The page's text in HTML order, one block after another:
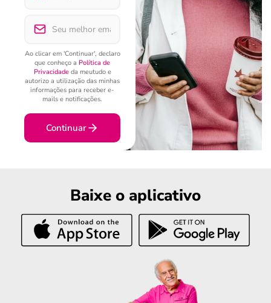
Ao clicar em 'Continuar', declaro
que conheço a Política de
Privacidadeda meutudo e
autorizo a utilização das minhas
informações para receber e-
mails e notificações.
Continuar
Baixe o aplicativo